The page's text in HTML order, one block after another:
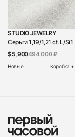
STUDIO JEWELRY
Серьги 1,19/1,21 ct. L/
$5,900494 000 ₽
Новые Коробка